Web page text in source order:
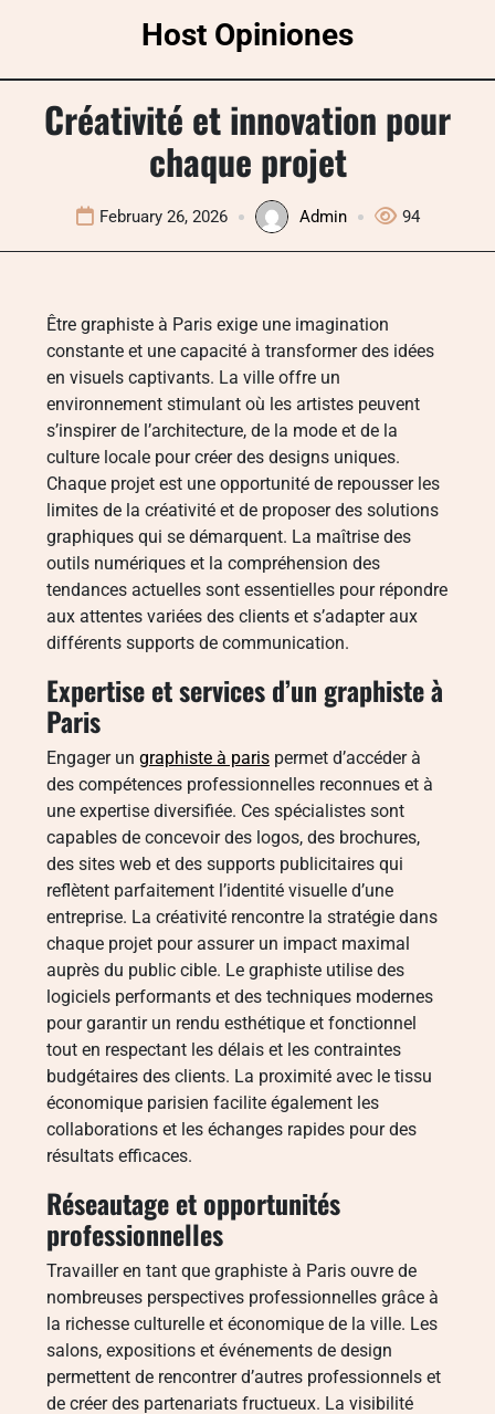
Host Opiniones
Créativité et innovation pour
chaque projet
February 26, 2026 Admin 94
Être graphiste à Paris exige une imagination
constante et une capacité à transformer des idées
en visuels captivants. La ville offre un
environnement stimulant où les artistes peuvent
s’inspirer de l’architecture, de la mode et de la
culture locale pour créer des designs uniques.
Chaque projet est une opportunité de repousser les
limites de la créativité et de proposer des solutions
graphiques qui se démarquent. La maîtrise des
outils numériques et la compréhension des
tendances actuelles sont essentielles pour répondre
aux attentes variées des clients et s’adapter aux
différents supports de communication.
Expertise et services d’un graphiste à
Paris
Engager un graphiste à paris permet d’accéder à
des compétences professionnelles reconnues et à
une expertise diversifiée. Ces spécialistes sont
capables de concevoir des logos, des brochures,
des sites web et des supports publicitaires qui
reflètent parfaitement l’identité visuelle d’une
entreprise. La créativité rencontre la stratégie dans
chaque projet pour assurer un impact maximal
auprès du public cible. Le graphiste utilise des
logiciels performants et des techniques modernes
pour garantir un rendu esthétique et fonctionnel
tout en respectant les délais et les contraintes
budgétaires des clients. La proximité avec le tissu
économique parisien facilite également les
collaborations et les échanges rapides pour des
résultats efficaces.
Réseautage et opportunités
professionnelles
Travailler en tant que graphiste à Paris ouvre de
nombreuses perspectives professionnelles grâce à
la richesse culturelle et économique de la ville. Les
salons, expositions et événements de design
permettent de rencontrer d’autres professionnels et
de créer des partenariats fructueux. La visibilité